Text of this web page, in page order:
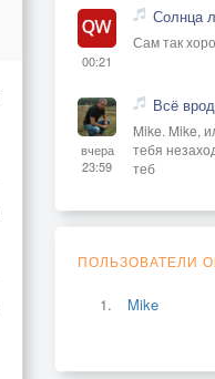
00:21
Солнца
Сам так
вчера
23:59
Всё
Mike. Mike,
тебя
теб
ПОЛЬЗОВАТЕЛИ
Mike